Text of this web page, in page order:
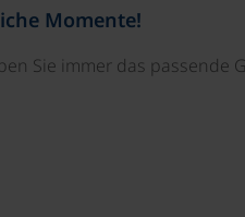
Momente!
Sie immer das passende